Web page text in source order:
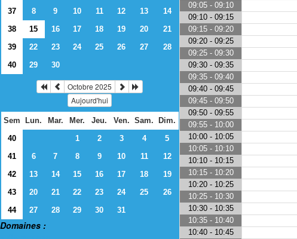
37
8 9 10 11 12 13
14
38
15 16 17 18 19 20
21
39
22 23 24 25 26 27
28
40
29 30
Octobre 2025
Aujourd'hui
Sem Lun. Mar. Mer. Jeu. Ven. Sam.
Dim.
40
1 2 3 4
5
41
6 7 8 9 10 11
12
42
13 14 15 16 17 18
19
43
20 21 22 23 24 25
26
44
27 28 29 30 31
Domaines :
09:05 - 09:10
09:10 - 09:15
09:15 - 09:20
09:20 - 09:25
09:25 - 09:30
09:30 - 09:35
09:35 - 09:40
09:40 - 09:45
09:45 - 09:50
09:50 - 09:55
09:55 - 10:00
10:00 - 10:05
10:05 - 10:10
10:10 - 10:15
10:15 - 10:20
10:20 - 10:25
10:25 - 10:30
10:30 - 10:35
10:35 - 10:40
10:40 - 10:45